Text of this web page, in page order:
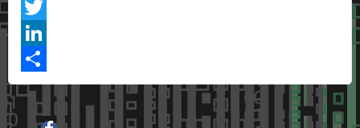
Facebook
Twitter
LinkedIn
Share